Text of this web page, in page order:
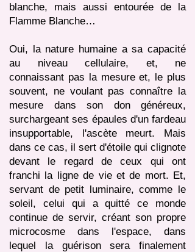
blanche, mais aussi entourée de la
Flamme Blanche…
Oui, la nature humaine a sa capacité
au niveau cellulaire, et, ne
connaissant pas la mesure et, le plus
souvent, ne voulant pas connaître la
mesure dans son don généreux,
surchargeant ses épaules d'un fardeau
insupportable, l'ascète meurt. Mais
dans ce cas, il sert d'étoile qui clignote
devant le regard de ceux qui ont
franchi la ligne de vie et de mort. Et,
servant de petit luminaire, comme le
soleil, celui qui a quitté ce monde
continue de servir, créant son propre
microcosme dans l'espace, dans
lequel la guérison sera finalement